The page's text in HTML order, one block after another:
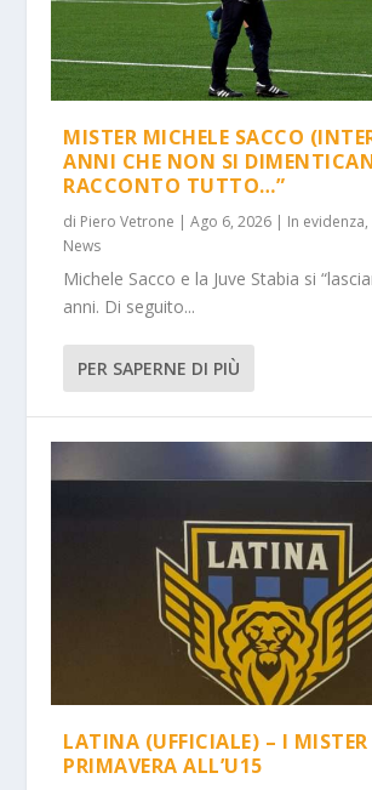
MISTER MICHELE SACCO
ANNI CHE NON SI
RACCONTO TUTTO…”
di Piero Vetrone |Ago 6, 2026 | In evidenza,
News
Michele Sacco e la Juve Stabia si
anni. Di seguito...
PER SAPERNE DI PIÙ
LATINA (UFFICIALE) – I
PRIMAVERA ALL’U15